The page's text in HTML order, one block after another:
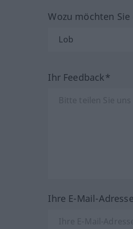
Wozu möchten
Ihr Feedback*
Ihre E-Mail-